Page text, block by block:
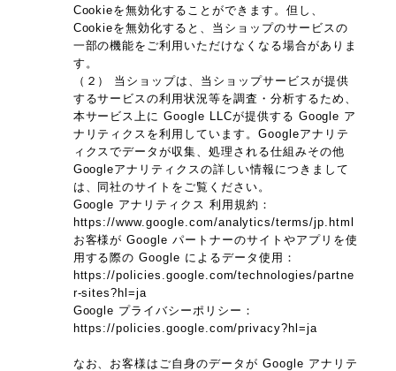
Cookieを無効化することができます。但し、
Cookieを無効化すると、当ショップのサービスの
一部の機能をご利用いただけなくなる場合がありま
す。
（２） 当ショップは、当ショップサービスが提供
するサービスの利用状況等を調査・分析するため、
本サービス上に Google LLCが提供する Google ア
ナリティクスを利用しています。Googleアナリテ
ィクスでデータが収集、処理される仕組みその他
Googleアナリティクスの詳しい情報につきまして
は、同社のサイトをご覧ください。
Google アナリティクス 利用規約：
https://www.google.com/analytics/terms/jp.html
お客様が Google パートナーのサイトやアプリを使
用する際の Google によるデータ使用：
https://policies.google.com/technologies/partne
r-sites?hl=ja
Google プライバシーポリシー：
https://policies.google.com/privacy?hl=ja
なお、お客様はご自身のデータが Google アナリテ